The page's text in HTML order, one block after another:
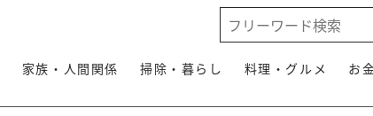
家族・人間関係 掃除・暮らし 料理・グルメ お